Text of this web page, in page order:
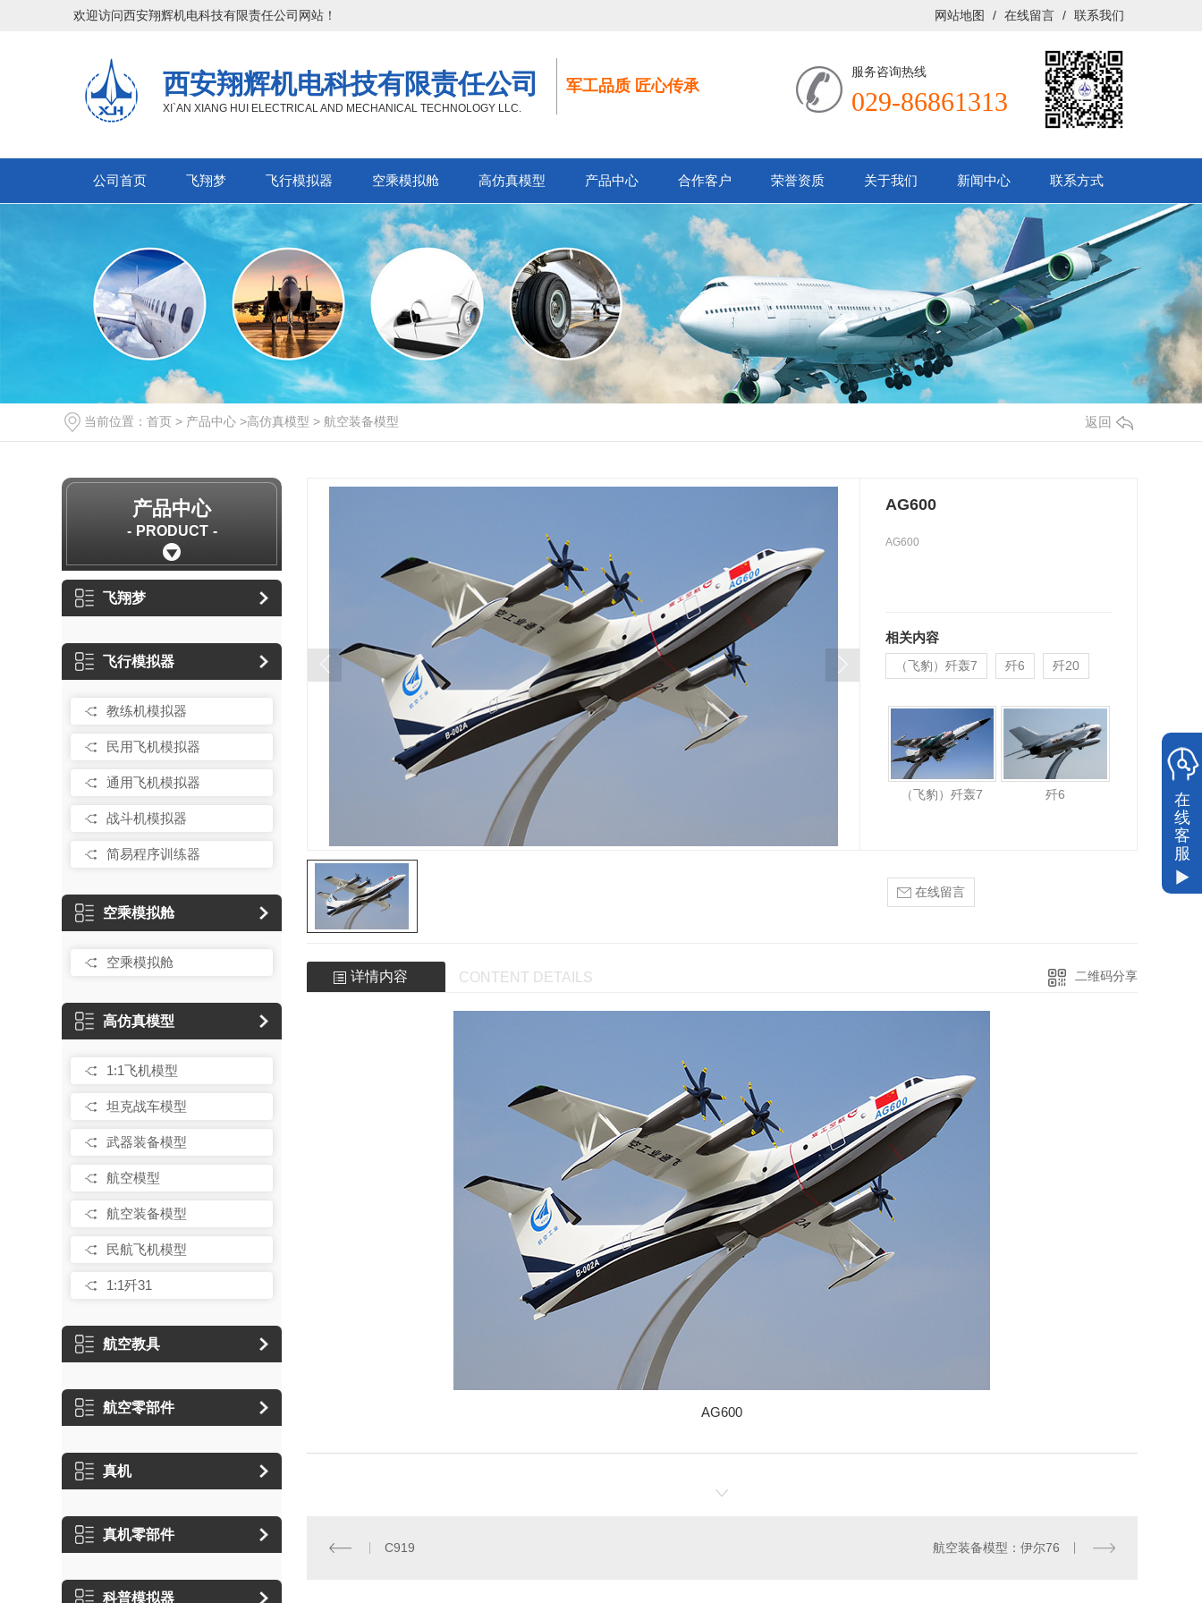
欢迎访问西安翔辉机电科技有限责任公司网站！ 网站地图 / 在线留言 / 联系我们
西安翔辉机电科技有限责任公司
XI`AN XIANG HUI ELECTRICAL AND MECHANICAL TECHNOLOGY LLC.
军工品质 匠心传承
服务咨询热线
029-86861313
公司首页 飞翔梦 飞行模拟器 空乘模拟舱 高仿真模型 产品中心 合作客户 荣誉资质 关于我们 新闻中心 联系方式
当前位置： 首页 > 产品中心 >高仿真模型 > 航空装备模型 返回
产品中心
PRODUCT
飞翔梦
飞行模拟器
教练机模拟器
民用飞机模拟器
通用飞机模拟器
战斗机模拟器
简易程序训练器
空乘模拟舱
空乘模拟舱
高仿真模型
1:1飞机模型
坦克战车模型
武器装备模型
航空模型
航空装备模型
民航飞机模型
1:1歼31
航空教具
航空零部件
真机
真机零部件
科普模拟器
AG600
AG600
相关内容
（飞豹）歼轰7 歼6 歼20
（飞豹）歼轰7 歼6
在线留言
详情内容 CONTENT DETAILS 二维码分享
AG600
C919 航空装备模型：伊尔76
在
线
客
服